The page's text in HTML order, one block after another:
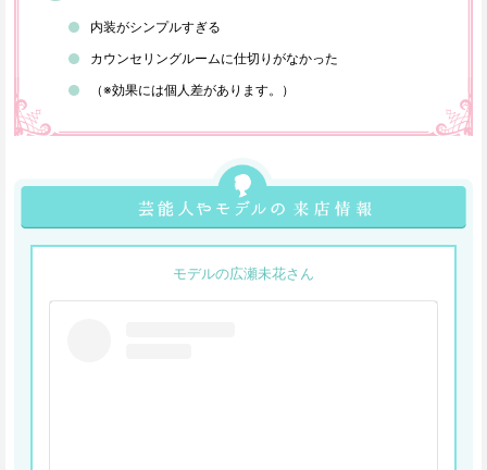
内装がシンプルすぎる
カウンセリングルームに仕切りがなかった
（※効果には個人差があります。）
モデルの広瀬未花さん